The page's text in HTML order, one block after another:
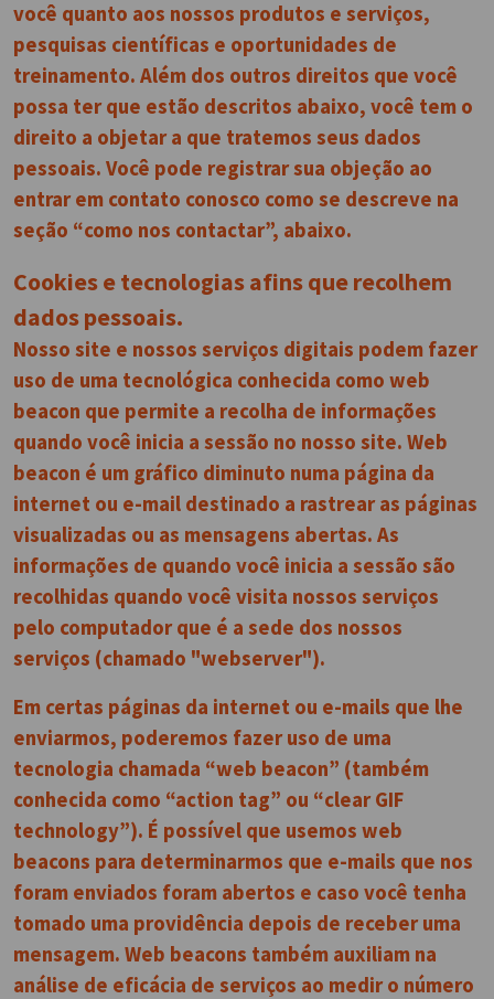
você quanto aos nossos produtos e serviços,
pesquisas científicas e oportunidades de
treinamento. Além dos outros direitos que você
possa ter que estão descritos abaixo, você tem o
direito a objetar a que tratemos seus dados
pessoais. Você pode registrar sua objeção ao
entrar em contato conosco como se descreve na
seção “como nos contactar”, abaixo.
Cookies e tecnologias afins que recolhem
dados pessoais.
Nosso site e nossos serviços digitais podem fazer
uso de uma tecnológica conhecida como web
beacon que permite a recolha de informações
quando você inicia a sessão no nosso site. Web
beacon é um gráfico diminuto numa página da
internet ou e-mail destinado a rastrear as páginas
visualizadas ou as mensagens abertas. As
informações de quando você inicia a sessão são
recolhidas quando você visita nossos serviços
pelo computador que é a sede dos nossos
serviços (chamado "webserver").
Em certas páginas da internet ou e-mails que lhe
enviarmos, poderemos fazer uso de uma
tecnologia chamada “web beacon” (também
conhecida como “action tag” ou “clear GIF
technology”). É possível que usemos web
beacons para determinarmos que e-mails que nos
foram enviados foram abertos e caso você tenha
tomado uma providência depois de receber uma
mensagem. Web beacons também auxiliam na
análise de eficácia de serviços ao medir o número